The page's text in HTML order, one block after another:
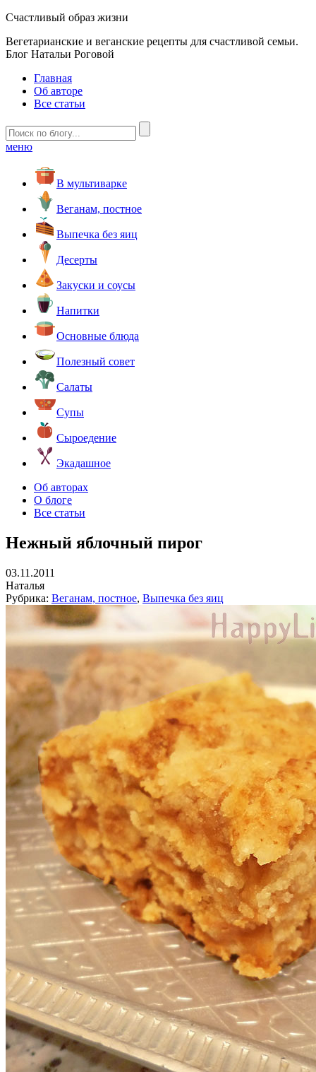
Счастливый образ жизни
Вегетарианские и веганские рецепты для счастливой семьи.
Блог Натальи Роговой
Главная
Об авторе
Все статьи
меню
В мультиварке
Веганам, постное
Выпечка без яиц
Десерты
Закуски и соусы
Напитки
Основные блюда
Полезный совет
Салаты
Супы
Сыроедение
Экадашное
Об авторах
О блоге
Все статьи
Нежный яблочный пирог
03.11.2011
Наталья
Рубрика: Веганам, постное, Выпечка без яиц